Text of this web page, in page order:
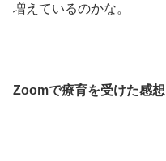
増えているのかな。
Zoomで療育を受けた感想